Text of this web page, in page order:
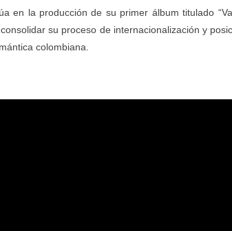
en la producción de su primer álbum titulado
su proceso de internacionalización y
colombiana.